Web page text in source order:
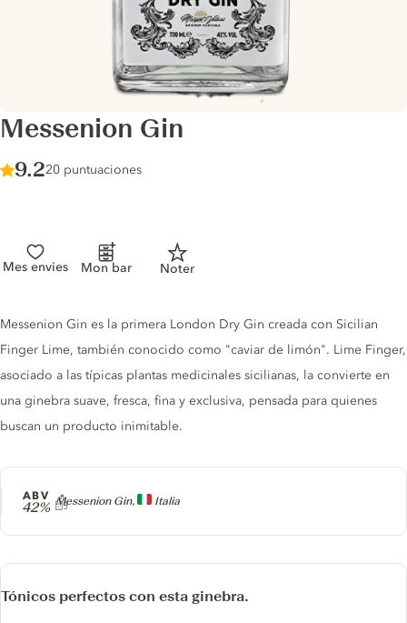
Messenion Gin
Score :
9.2/ 10
20 puntuaciones
Mes envies Mon bar Noter
Producer
Messenion Gin, Italia
ABV
42%
Gin description
Messenion Gin es la primera London Dry Gin creada con Sicilian
Finger Lime, también conocido como "caviar de limón". Lime Finger,
asociado a las típicas plantas medicinales sicilianas, la convierte en
una ginebra suave, fresca, fina y exclusiva, pensada para quienes
buscan un producto inimitable.
Tónicos perfectos con esta ginebra.